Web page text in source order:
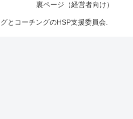
裏ページ（経営者向け）
とコーチングのHSP支援委員会.